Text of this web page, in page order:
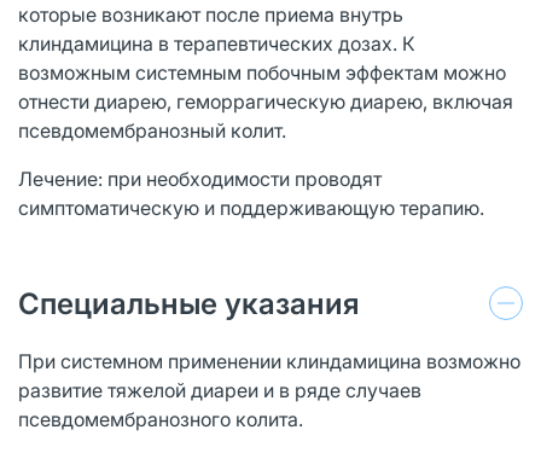
которые возникают после приема внутрь
клиндамицина в терапевтических дозах. К
возможным системным побочным эффектам можно
отнести диарею, геморрагическую диарею, включая
псевдомембранозный колит.
Лечение: при необходимости проводят
симптоматическую и поддерживающую терапию.
Специальные указания
При системном применении клиндамицина возможно
развитие тяжелой диареи и в ряде случаев
псевдомембранозного колита.